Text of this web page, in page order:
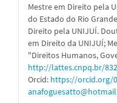
Mestre em Direito pela
do Estado do Rio
Direito pela UNIJUÍ.
em Direito da UNIJUÍ;
"Direitos Humanos,
http://lattes.cnpq.br/
Orcid: https://orcid.org/